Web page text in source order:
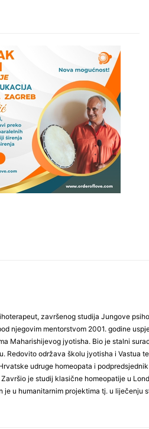
završenog studija Jungove
njegovim mentorstvom 2001. godine
Maharishijevog jyotisha. Bio je stalni
Redovito održava školu jyotisha i Vastua
udruge homeopata i
je studij klasične homeopatije u
u humanitarnim projektima tj. u